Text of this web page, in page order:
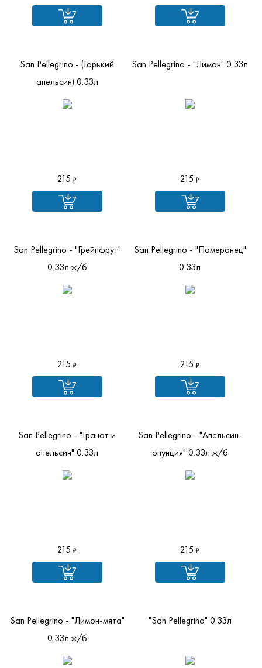
San Pellegrino - (Горький
апельсин) 0.33л
215
San Pellegrino - "Лимон" 0.33л
215
San Pellegrino - "Грейпфрут"
0.33л ж/б
215
San Pellegrino - "Померанец"
0.33л
215
San Pellegrino - "Гранат и
апельсин" 0.33л
215
San Pellegrino - "Апельсин-
опунция" 0.33л ж/б
215
San Pellegrino - "Лимон-мята"
0.33л ж/б
"San Pellegrino" 0.33л